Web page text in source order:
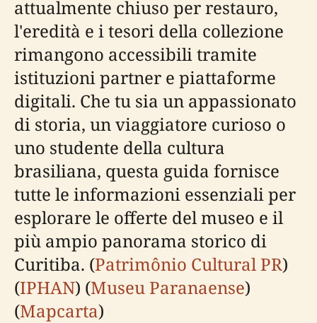
attualmente chiuso per restauro,
l'eredità e i tesori della collezione
rimangono accessibili tramite
istituzioni partner e piattaforme
digitali. Che tu sia un appassionato
di storia, un viaggiatore curioso o
uno studente della cultura
brasiliana, questa guida fornisce
tutte le informazioni essenziali per
esplorare le offerte del museo e il
più ampio panorama storico di
Curitiba. (Patrimônio Cultural PR)
(IPHAN) (Museu Paranaense)
(Mapcarta)